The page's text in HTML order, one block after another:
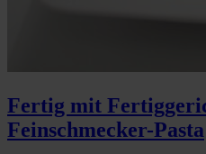
Fertig mit
Feinschmecker-Pasta